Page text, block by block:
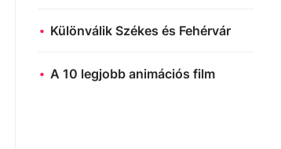
Különválik Székes és Fehérvár
A 10 legjobb animációs film